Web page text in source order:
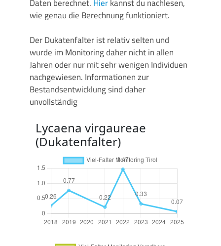
Daten berechnet. Hierkannst du nachlesen,
wie genau die Berechnung funktioniert.
Der Dukatenfalter ist relativ selten und
wurde im Monitoring daher nicht in allen
Jahren oder nur mit sehr wenigen Individuen
nachgewiesen. Informationen zur
Bestandsentwicklung sind daher
unvollständig